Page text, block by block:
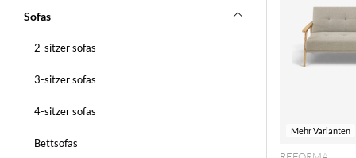
Sofas
2-sitzer sofas
3-sitzer sofas
4-sitzer sofas
Bettsofas
Mehr Varianten